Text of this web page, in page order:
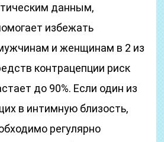
данным,
избежать
и женщинам в 2 из
контрацепции риск
до 90%. Если один из
в интимную близость,
регулярно